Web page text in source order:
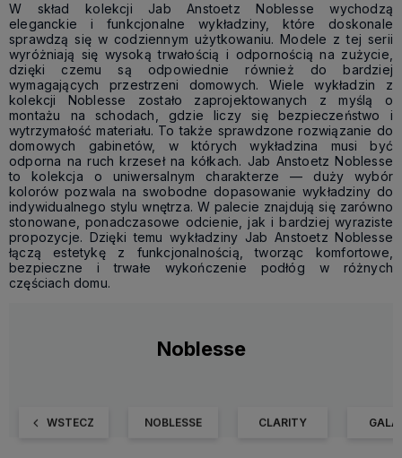
W skład kolekcji Jab Anstoetz Noblesse wychodzą
eleganckie i funkcjonalne wykładziny, które doskonale
sprawdzą się w codziennym użytkowaniu. Modele z tej serii
wyróżniają się wysoką trwałością i odpornością na zużycie,
dzięki czemu są odpowiednie również do bardziej
wymagających przestrzeni domowych. Wiele wykładzin z
kolekcji Noblesse zostało zaprojektowanych z myślą o
montażu na schodach, gdzie liczy się bezpieczeństwo i
wytrzymałość materiału. To także sprawdzone rozwiązanie do
domowych gabinetów, w których wykładzina musi być
odporna na ruch krzeseł na kółkach. Jab Anstoetz Noblesse
to kolekcja o uniwersalnym charakterze — duży wybór
kolorów pozwala na swobodne dopasowanie wykładziny do
indywidualnego stylu wnętrza. W palecie znajdują się zarówno
stonowane, ponadczasowe odcienie, jak i bardziej wyraziste
propozycje. Dzięki temu wykładziny Jab Anstoetz Noblesse
łączą estetykę z funkcjonalnością, tworząc komfortowe,
bezpieczne i trwałe wykończenie podłóg w różnych
częściach domu.
Noblesse
WSTECZ NOBLESSE CLARITY